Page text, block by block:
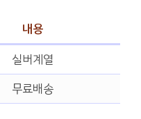
내용
실버계열
무료배송